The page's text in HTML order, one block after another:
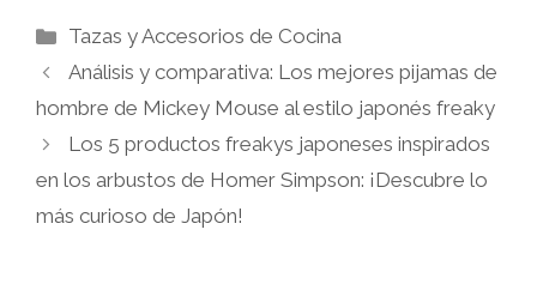
Categorías
Tazas y Accesorios de Cocina
Análisis y comparativa: Los mejores pijamas de
hombre de Mickey Mouse al estilo japonés freaky
Los 5 productos freakys japoneses inspirados
en los arbustos de Homer Simpson: ¡Descubre lo
más curioso de Japón!